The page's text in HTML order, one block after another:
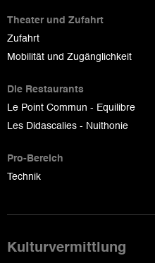
Theater und Zufahrt
Zufahrt
Mobilität und Zugänglichkeit
Die Restaurants
Le Point Commun - Equilibre
Les Didascalies - Nuithonie
Pro-Bereich
Technik
Kulturvermittlung